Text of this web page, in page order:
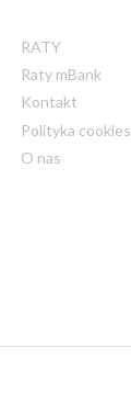
RATY
Raty mBank
Kontakt
Polityka cookies
O nas